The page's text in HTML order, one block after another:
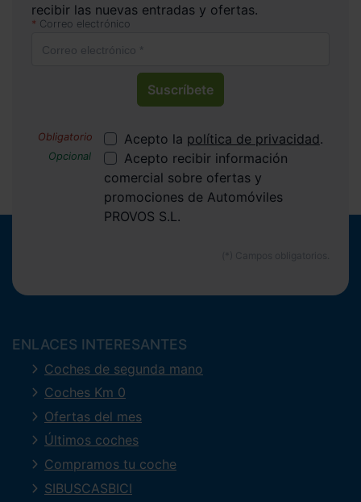
recibir las nuevas entradas y ofertas.
Correo electrónico
Suscríbete
Acepto la política de privacidad.
Acepto recibir información
comercial sobre ofertas y
promociones de Automóviles
PROVOS S.L.
ENLACES INTERESANTES
Coches de segunda mano
Coches Km 0
Ofertas del mes
Últimos coches
Compramos tu coche
SIBUSCASBICI